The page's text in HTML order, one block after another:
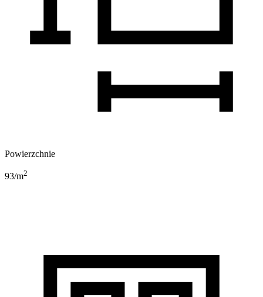
Powierzchnie
93/m2